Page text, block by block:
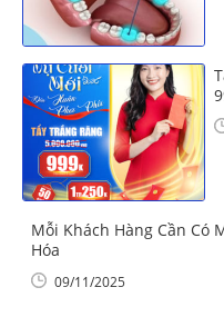
Mỗi Khách Hàng Cần Có
Hóa
09/11/2025